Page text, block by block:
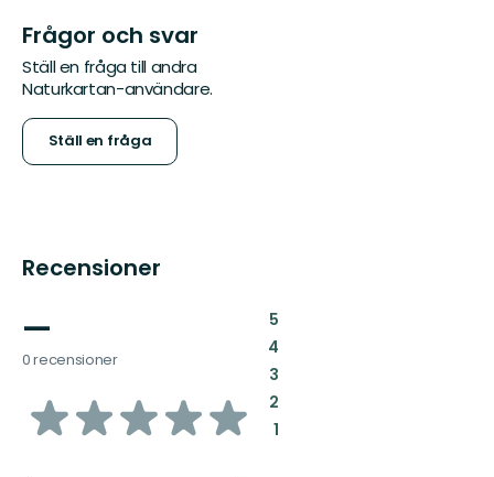
Frågor och svar
Ställ en fråga till andra
Naturkartan-användare.
Ställ en fråga
Recensioner
—
0 recensioner
av
5:
4:
3:
2:
1: